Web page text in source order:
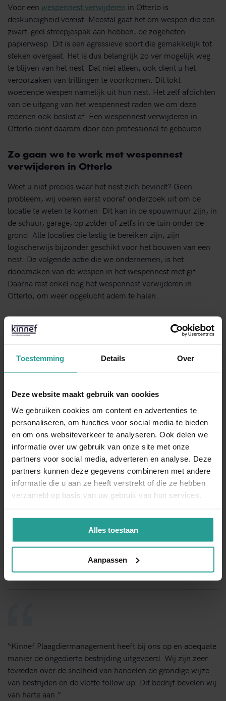
Toestemming Details Over
Deze website maakt gebruik van cookies
We gebruiken cookies om content en advertenties te
personaliseren, om functies voor social media te bieden
en om ons websiteverkeer te analyseren. Ook delen we
informatie over uw gebruik van onze site met onze
partners voor social media, adverteren en analyse. Deze
partners kunnen deze gegevens combineren met andere
informatie die u aan ze heeft verstrekt of die ze hebben
verzameld op basis van uw gebruik van hun services.
Alles toestaan
Aanpassen
Voor een wespennest verwijderen in Otterlo is
deskundigheid vereist. Meestal gaat het om wespen die een
zwart-geel streepjespak aan hebben, de zogeheten
papierwesp. Dit is een agressieve soort die gemakkelijk tot
steken overgaat. Het is dus belangrijk zo ver mogelijk weg
te blijven van het nest. Dat niet alleen, ook dient u het
veroorzaken van trillingen te voorkomen. Dit lokt
woedende wespen namelijk uit hun nest. Het zelf afdichten
van de uitgang van het wespennest raden we om deze
redenen ook beslist af. Een wespennest verwijderen in
Otterlo dient daarom door een professional te gebeuren.
Zo gaan we te werk met wespennest
verwijderen in Otterlo
Weet u niet precies waar het nest zich bevindt? Geen
probleem, wij voeren eerst vooraf onderzoek uit om de
locatie te weten te komen. Dit kan in de spouwmuur zijn, in
de schuur, garage, op zolder of zelfs in de tuin onder de
grond. Alle locaties die lastig te bereiken zijn, zijn
logischerwijs bijzonder geschikt voor het bouwen van een
nest. De volgende actie die we ondernemen, is het
doodmaken van de wespen in het wespennest met gif.
Daarna rest enkel nog het wespennest verwijderen in
Otterlo, om weer opgelucht adem te halen.
Maak gelijk een afspraak
aan niet langer te wachten bij verdachte omstandigheden.
Maak gebruik van ons telefoonnummer 0341 26 54 30 als u
maken we een afspraak om langs te komen. Het
wespennest verwijderen in Otterlo kan in het geval van
spoed vaak al binnen een paar uur na het hebben
opgenomen van contact.
Neem contact met ons op!
Binnen 1 werkdag antwoord
Opdrachtgevers over Kinnef:
“Kinnef Plaagdiermanagement heeft bij ons op en adequate
manier de ongedierte bestrijding uitgevoerd. Wij zijn zeer
tevreden over de snelheid van handelen de grondige wijze
van bestrijden en de vlotte follow up. Dit bedrijf bevelen wij
van harte aan.”